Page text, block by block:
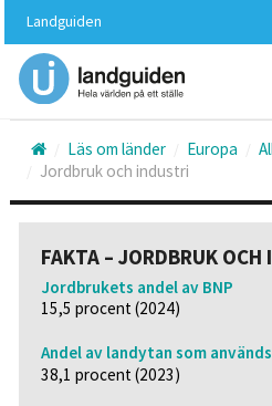
huvudinnehållet
Landguiden
Läs om länder Europa
Jordbruk och industri
FAKTA – JORDBRUK OCH
Jordbrukets andel av BNP
15,5 procent (2024)
Andel av landytan som
38,1 procent (2023)